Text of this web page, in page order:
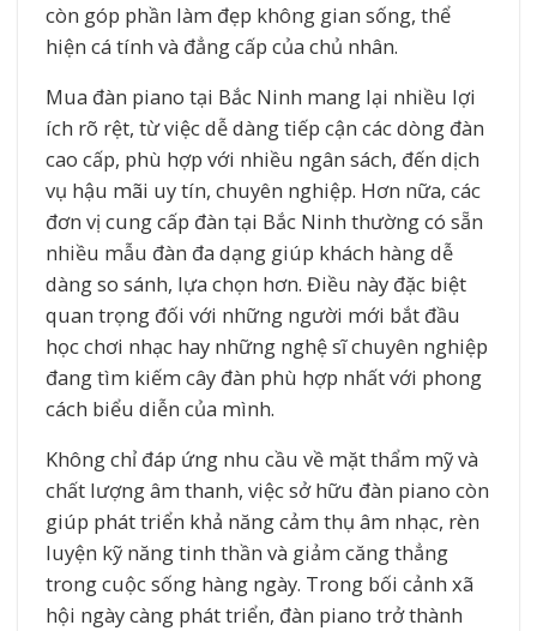
còn góp phần làm đẹp không gian sống, thể
hiện cá tính và đẳng cấp của chủ nhân.
Mua đàn piano tại Bắc Ninh mang lại nhiều lợi
ích rõ rệt, từ việc dễ dàng tiếp cận các dòng đàn
cao cấp, phù hợp với nhiều ngân sách, đến dịch
vụ hậu mãi uy tín, chuyên nghiệp. Hơn nữa, các
đơn vị cung cấp đàn tại Bắc Ninh thường có sẵn
nhiều mẫu đàn đa dạng giúp khách hàng dễ
dàng so sánh, lựa chọn hơn. Điều này đặc biệt
quan trọng đối với những người mới bắt đầu
học chơi nhạc hay những nghệ sĩ chuyên nghiệp
đang tìm kiếm cây đàn phù hợp nhất với phong
cách biểu diễn của mình.
Không chỉ đáp ứng nhu cầu về mặt thẩm mỹ và
chất lượng âm thanh, việc sở hữu đàn piano còn
giúp phát triển khả năng cảm thụ âm nhạc, rèn
luyện kỹ năng tinh thần và giảm căng thẳng
trong cuộc sống hàng ngày. Trong bối cảnh xã
hội ngày càng phát triển, đàn piano trở thành